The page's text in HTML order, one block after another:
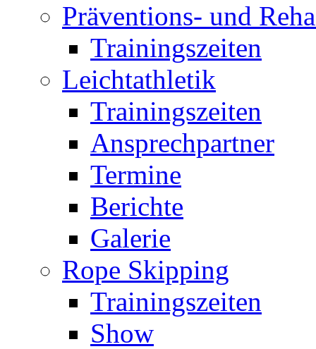
Präventions- und
Trainingszeiten
Leichtathletik
Trainingszeiten
Ansprechpartner
Termine
Berichte
Galerie
Rope Skipping
Trainingszeiten
Show